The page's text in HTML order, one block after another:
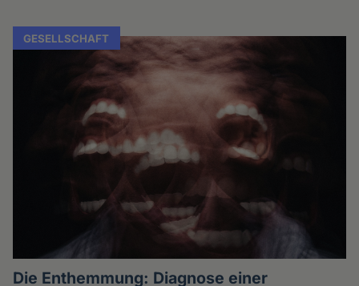
GESELLSCHAFT
Die Enthemmung: Diagnose einer